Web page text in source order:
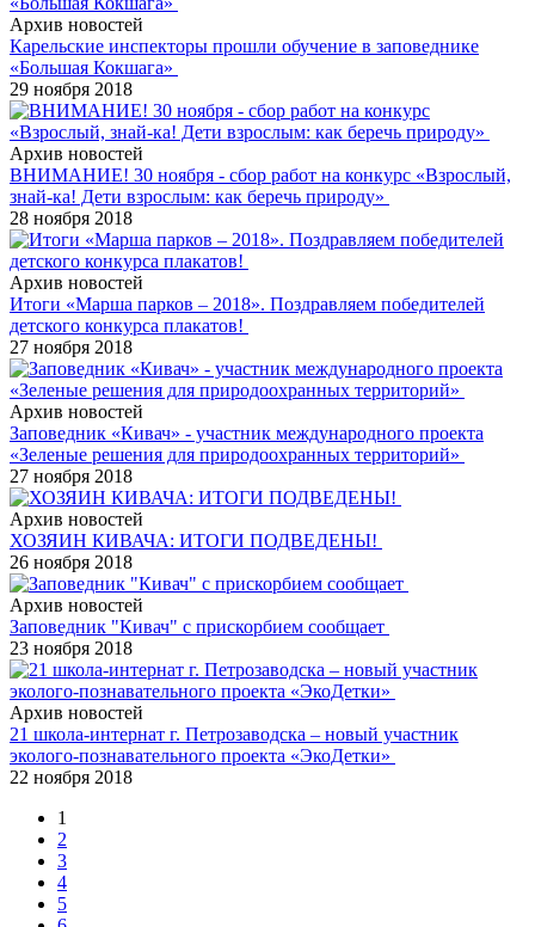
Архив новостей
Карельские инспекторы прошли обучение в заповеднике
«Большая Кокшага»
29 ноября 2018
Архив новостей
ВНИМАНИЕ! 30 ноября - сбор работ на конкурс «Взрослый,
знай-ка! Дети взрослым: как беречь природу»
28 ноября 2018
Архив новостей
Итоги «Марша парков – 2018». Поздравляем победителей
детского конкурса плакатов!
27 ноября 2018
Архив новостей
Заповедник «Кивач» - участник международного проекта
«Зеленые решения для природоохранных территорий»
27 ноября 2018
Архив новостей
ХОЗЯИН КИВАЧА: ИТОГИ ПОДВЕДЕНЫ!
26 ноября 2018
Архив новостей
Заповедник "Кивач" с прискорбием сообщает
23 ноября 2018
Архив новостей
21 школа-интернат г. Петрозаводска – новый участник
эколого-познавательного проекта «ЭкоДетки»
22 ноября 2018
1
2
3
4
5